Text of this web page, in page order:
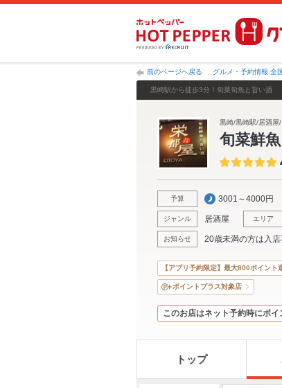
前のページへ戻る グルメ・予約情報 全国
黒崎駅から徒歩3分！旬菜旬魚と旨い酒
黒崎/黒崎駅/居酒屋
旬菜鮮
予算 3001～4000円
ジャンル 居酒屋 エリア
お知らせ 20歳未満の方は入店
【アプリ予約限定】最大800ポイント
ポイントプラス対象店
このお店はネット予約時にポ
トップ